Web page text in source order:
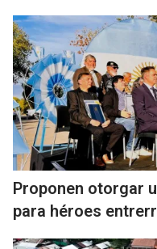
Proponen otorgar
para héroes